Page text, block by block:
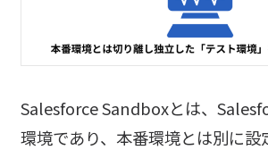
Salesforce Sandboxとは、
環境であり、本番環境とは別に設